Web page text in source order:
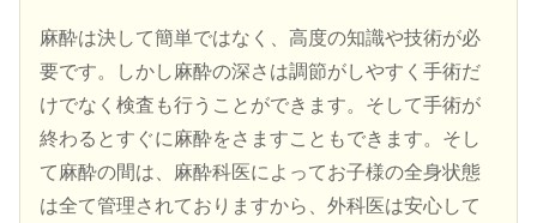
麻酔は決して簡単ではなく、高度の知識や技術が必
要です。しかし麻酔の深さは調節がしやすく手術だ
けでなく検査も行うことができます。そして手術が
終わるとすぐに麻酔をさますこともできます。そし
て麻酔の間は、麻酔科医によってお子様の全身状態
は全て管理されておりますから、外科医は安心して